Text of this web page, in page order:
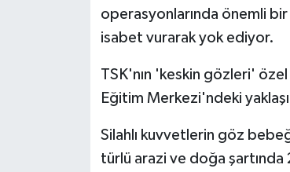
operasyonlarında önemli
isabet vurarak yok ediyor.
TSK'nın 'keskin gözleri'
Eğitim Merkezi'ndeki
Silahlı kuvvetlerin göz
türlü arazi ve doğa